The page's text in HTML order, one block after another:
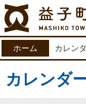
ホーム カレン
カレンダ